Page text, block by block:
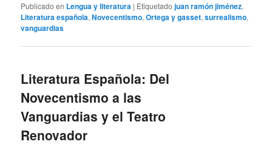
Publicado en Lengua y literatura | Etiquetado juan ramón jiménez,
Literatura española,Novecentismo,Ortega y gasset,surrealismo,
vanguardias
Literatura Española: Del
Novecentismo a las
Vanguardias y el Teatro
Renovador